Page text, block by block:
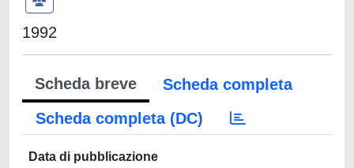
1992
Scheda breve
Scheda completa
Scheda completa (DC)
Data di pubblicazione